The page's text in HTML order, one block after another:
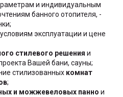
и индивидуальным
банного отопителя, -
эксплуатации и цене
стилевого решения и
Вашей бани, сауны;
стилизованных комнат
;
и можжевеловых панно и